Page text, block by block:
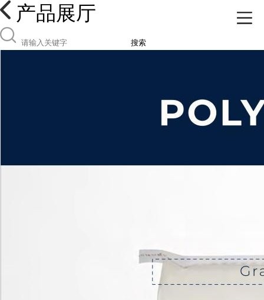
产品展厅
搜索